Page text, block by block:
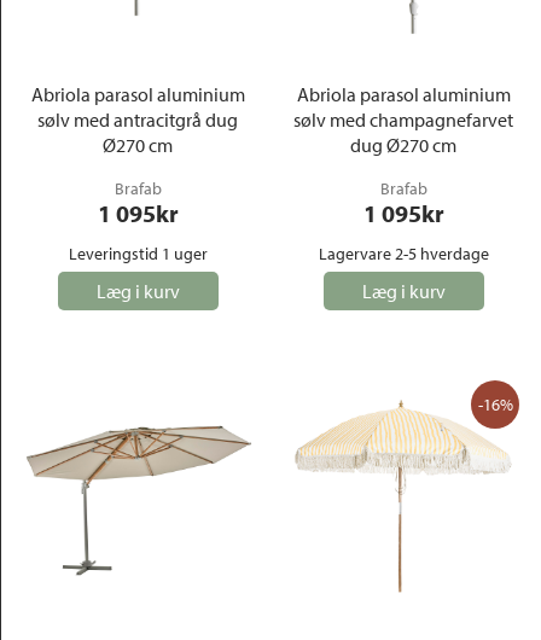
Abriola parasol aluminium
sølv med antracitgrå dug
Ø270 cm
Brafab
1 095kr
Leveringstid 1 uger
Læg i kurv
Abriola parasol aluminium
sølv med champagnefarvet
dug Ø270 cm
Brafab
1 095kr
Lagervare 2-5 hverdage
Læg i kurv
-16%